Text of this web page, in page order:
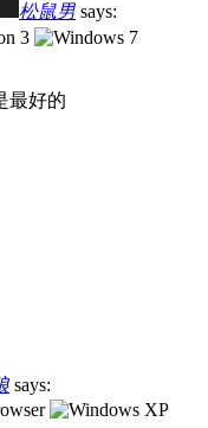
松鼠男 says:
最好的
says: